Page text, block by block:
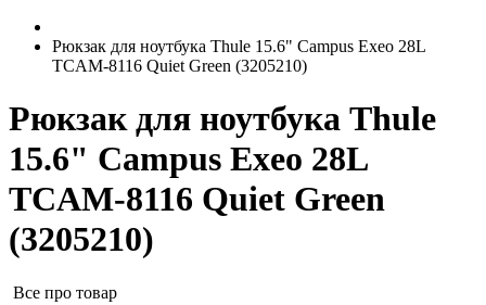
Рюкзак для ноутбука Thule 15.6" Campus Exeo 28L
TCAM-8116 Quiet Green (3205210)
Рюкзак для ноутбука Thule
15.6" Campus Exeo 28L
TCAM-8116 Quiet Green
(3205210)
Все про товар